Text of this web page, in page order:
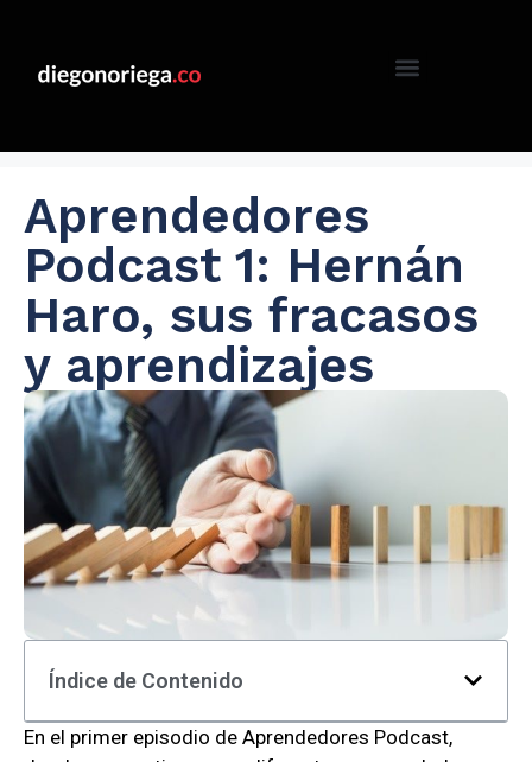
Aprendedores
Podcast 1: Hernán
Haro, sus fracasos
y aprendizajes
Índice de Contenido
En el primer episodio de Aprendedores Podcast,